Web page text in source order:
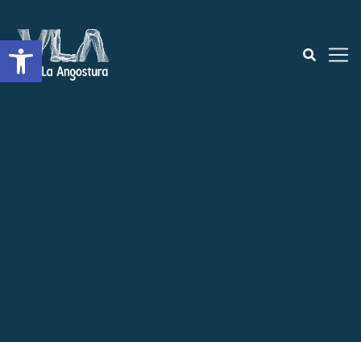
Open toolbar